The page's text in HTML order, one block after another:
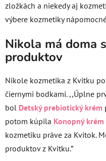
zložkách a niekedy aj
výbere kozmetiky
Nikola má doma
produktov
Nikole kozmetika z Kvitku
čiernymi bodkami. ,,Úplne
bol Detský prebiotický krém
potom kúpila Konopný krém
kozmetiku práve za Kvitok.
produktov z Kvitku.”